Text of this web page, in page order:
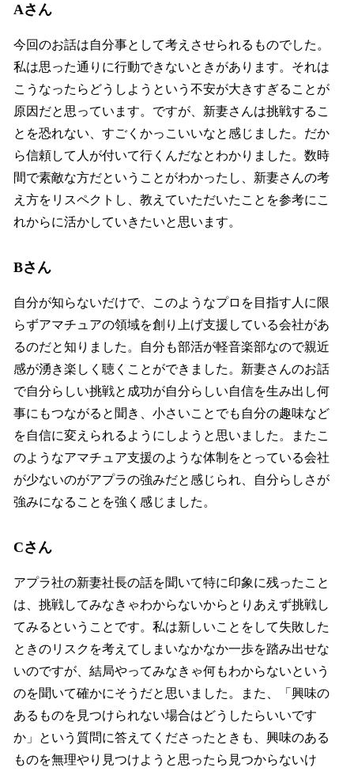
Aさん
今回のお話は自分事として考えさせられるものでした。
私は思った通りに行動できないときがあります。それは
こうなったらどうしようという不安が大きすぎることが
原因だと思っています。ですが、新妻さんは挑戦するこ
とを恐れない、すごくかっこいいなと感じました。だか
ら信頼して人が付いて行くんだなとわかりました。数時
間で素敵な方だということがわかったし、新妻さんの考
え方をリスペクトし、教えていただいたことを参考にこ
れからに活かしていきたいと思います。
Bさん
自分が知らないだけで、このようなプロを目指す人に限
らずアマチュアの領域を創り上げ支援している会社があ
るのだと知りました。自分も部活が軽音楽部なので親近
感が湧き楽しく聴くことができました。新妻さんのお話
で自分らしい挑戦と成功が自分らしい自信を生み出し何
事にもつながると聞き、小さいことでも自分の趣味など
を自信に変えられるようにしようと思いました。またこ
のようなアマチュア支援のような体制をとっている会社
が少ないのがアプラの強みだと感じられ、自分らしさが
強みになることを強く感じました。
Cさん
アプラ社の新妻社長の話を聞いて特に印象に残ったこと
は、挑戦してみなきゃわからないからとりあえず挑戦し
てみるということです。私は新しいことをして失敗した
ときのリスクを考えてしまいなかなか一歩を踏み出せな
いのですが、結局やってみなきゃ何もわからないという
のを聞いて確かにそうだと思いました。また、「興味の
あるものを見つけられない場合はどうしたらいいです
か」という質問に答えてくださったときも、興味のある
ものを無理やり見つけようと思ったら見つからないけ